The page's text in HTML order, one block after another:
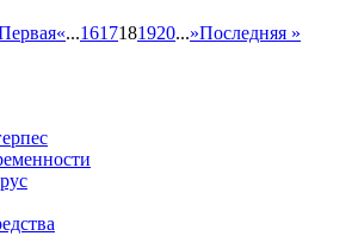
«...1617181920...»Последняя »